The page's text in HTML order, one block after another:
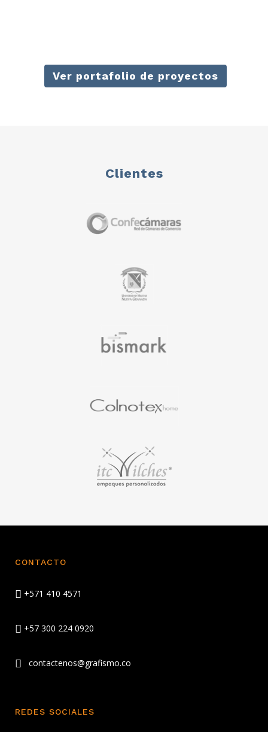
Ver portafolio de proyectos
Clientes
CONTACTO
+571 410 4571
+57 300 224 0920
contactenos@grafismo.co
REDES SOCIALES